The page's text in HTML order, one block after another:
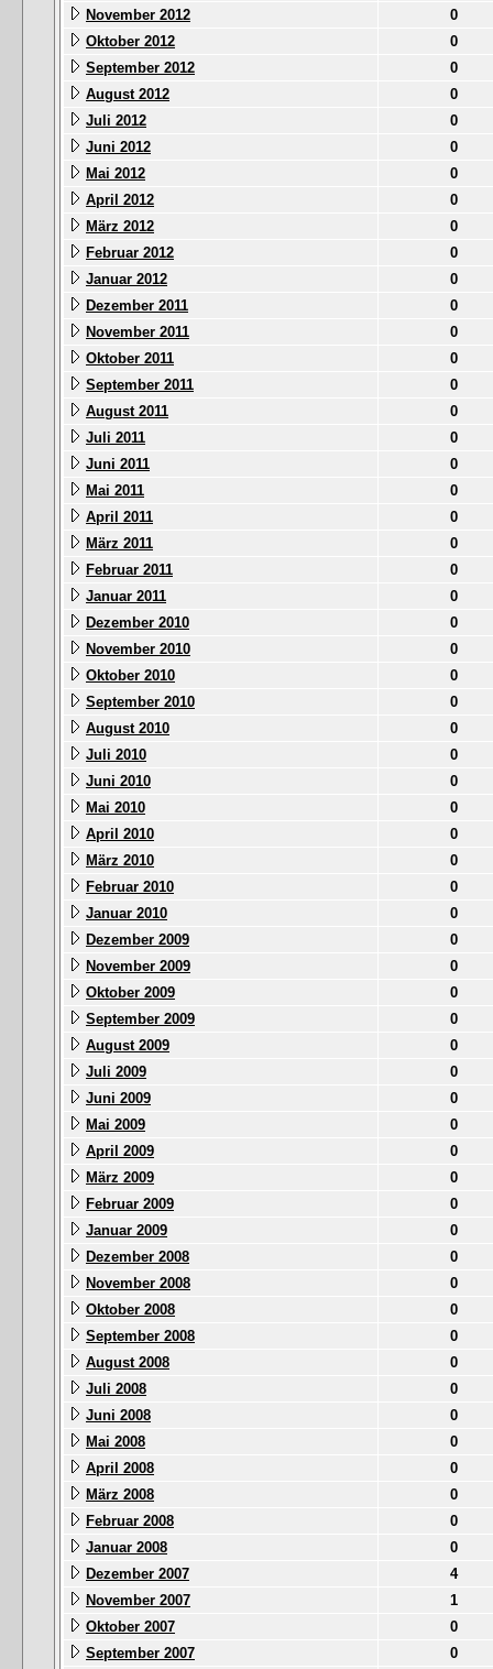
November 2012
0
Oktober 2012
0
September 2012
0
August 2012
0
Juli 2012
0
Juni 2012
0
Mai 2012
0
April 2012
0
März 2012
0
Februar 2012
0
Januar 2012
0
Dezember 2011
0
November 2011
0
Oktober 2011
0
September 2011
0
August 2011
0
Juli 2011
0
Juni 2011
0
Mai 2011
0
April 2011
0
März 2011
0
Februar 2011
0
Januar 2011
0
Dezember 2010
0
November 2010
0
Oktober 2010
0
September 2010
0
August 2010
0
Juli 2010
0
Juni 2010
0
Mai 2010
0
April 2010
0
März 2010
0
Februar 2010
0
Januar 2010
0
Dezember 2009
0
November 2009
0
Oktober 2009
0
September 2009
0
August 2009
0
Juli 2009
0
Juni 2009
0
Mai 2009
0
April 2009
0
März 2009
0
Februar 2009
0
Januar 2009
0
Dezember 2008
0
November 2008
0
Oktober 2008
0
September 2008
0
August 2008
0
Juli 2008
0
Juni 2008
0
Mai 2008
0
April 2008
0
März 2008
0
Februar 2008
0
Januar 2008
0
Dezember 2007
4
November 2007
1
Oktober 2007
0
September 2007
0